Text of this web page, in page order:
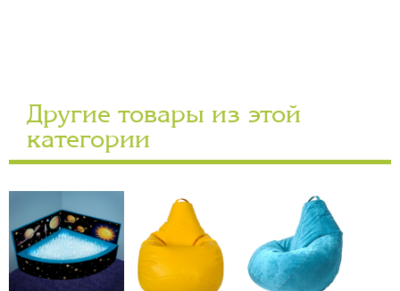
Другие товары из этой
категории